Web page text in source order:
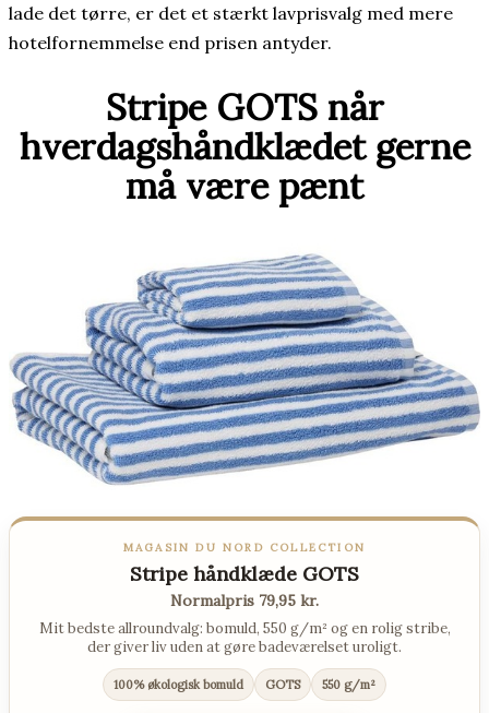
lade det tørre, er det et stærkt lavprisvalg med mere
hotelfornemmelse end prisen antyder.
Stripe GOTS når
hverdagshåndklædet gerne
må være pænt
MAGASIN DU NORD COLLECTION
Stripe håndklæde GOTS
Normalpris 79,95 kr.
Mit bedste allroundvalg: bomuld, 550 g/m² og en rolig stribe,
der giver liv uden at gøre badeværelset uroligt.
100% økologisk bomuld GOTS 550 g/m²